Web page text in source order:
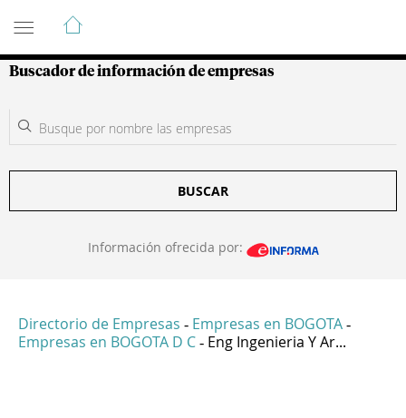
Guía de Empresas Colombianas
Buscador de información de empresas
BUSCAR
Información ofrecida por:
Directorio de Empresas - Empresas en BOGOTA -
Empresas en BOGOTA D C - Eng Ingenieria Y Ar...